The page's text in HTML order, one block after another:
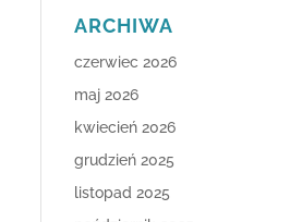
ARCHIWA
czerwiec 2026
maj 2026
kwiecień 2026
grudzień 2025
listopad 2025